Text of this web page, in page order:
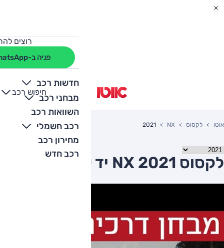
רוצים
פניה ב-WhatsApp
חדשות רכב
מבחני רכב
השוואות רכב
רכב חשמלי
מחירון רכב
רכב חדש
חיפוש רכב
+
-
אוטו לקסוס NX
2021
לקסוס NX 2021 יד שניה